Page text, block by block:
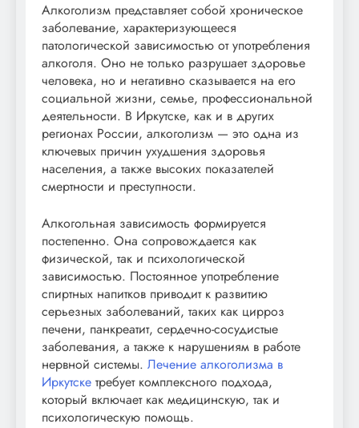
Алкоголизм представляет собой хроническое
заболевание, характеризующееся
патологической зависимостью от употребления
алкоголя. Оно не только разрушает здоровье
человека, но и негативно сказывается на его
социальной жизни, семье, профессиональной
деятельности. В Иркутске, как и в других
регионах России, алкоголизм — это одна из
ключевых причин ухудшения здоровья
населения, а также высоких показателей
смертности и преступности.
Алкогольная зависимость формируется
постепенно. Она сопровождается как
физической, так и психологической
зависимостью. Постоянное употребление
спиртных напитков приводит к развитию
серьезных заболеваний, таких как цирроз
печени, панкреатит, сердечно-сосудистые
заболевания, а также к нарушениям в работе
нервной системы. Лечение алкоголизма в
Иркутске требует комплексного подхода,
который включает как медицинскую, так и
психологическую помощь.